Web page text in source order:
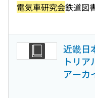
電気車研究会鉄道図
近畿日
トリ
アーカ